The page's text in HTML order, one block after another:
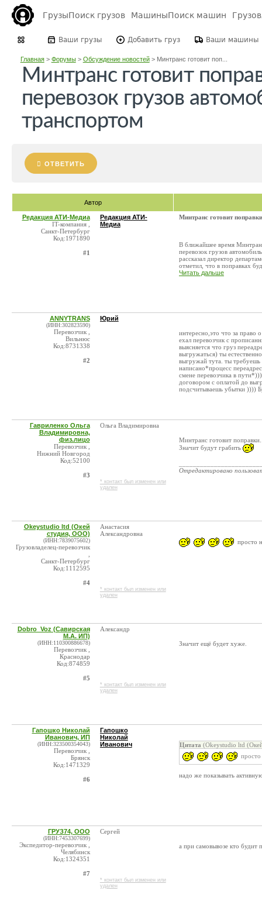
ГрузыПоиск грузов МашиныПоиск машин
Ваши грузы Добавить груз Ваши машины
Главная> Форумы> Обсуждение новостей> Минтранс готовит поп...
Минтранс готовит
перевозок грузов
транспортом
ОТВЕТИТЬ
Автор
Редакция АТИ-Медиа
IT-компания ,
Санкт-Петербург
Код:1971890
#1
Редакция АТИ-
Медиа
Минтранс готовит
В ближайшее время
перевозок грузов
рассказал директор
отметил, что в поправках
Читать дальше
ANNYTRANS
(ИНН:302823590)
Перевозчик ,
Вильнюс
Код:8731338
#2
Юрий
интересно,это что за право
ехал перевозчик с
выясняется что груз
выгружаться) ты
выгружай тута. ты требуешь
написано*процесс
смене перевозчика в
договором с оплатой до
подсчитываешь убытки ))))
Гавриленко Ольга
Владимировна,
физ.лицо
Перевозчик ,
Нижний Новгород
Код:52100
#3
Ольга Владимировна
* контакт был изменен или
удален
Минтранс готовит
Значит будут грабить
Отредактировано
Okeystudio ltd (Окей
студия, ООО)
(ИНН:7839075602)
Грузовладелец-перевозчик
Санкт-Петербург
Код:1112595
#4
Анастасия
Александровна
* контакт был изменен или
удален
просто
Dobro_Voz (Савирская
М.А. ИП)
(ИНН:110300886678)
Перевозчик ,
Краснодар
Код:874859
#5
Александр
* контакт был изменен или
удален
Значит ещё будет хуже.
Гапошко Николай
Иванович, ИП
(ИНН:323500354043)
Перевозчик ,
Брянск
Код:1471329
#6
Гапошко
Николай
Иванович
Цитата (Okeystudio ltd
надо же показывать
ГРУЗ74, ООО
(ИНН:7453307699)
Экспедитор-перевозчик ,
Челябинск
Код:1324351
#7
Сергей
* контакт был изменен или
удален
а при самовывозе кто будит